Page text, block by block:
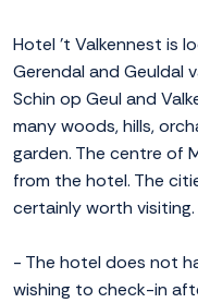
Hotel 't Valkennest is
Gerendal and Geuldal
Schin op Geul and
many woods, hills,
garden. The centre of
from the hotel. The
certainly worth visiting.
- The hotel does not
wishing to check-in